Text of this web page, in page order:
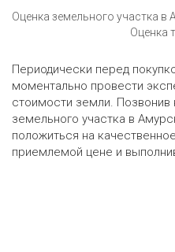
Оценка земельного участка в
Оценка
Периодически перед
моментально провести
стоимости земли. Позвонив
земельного участка в
положиться на
приемлемой цене и